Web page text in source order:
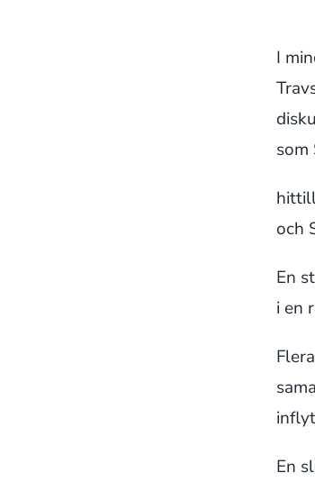
I
som
och
En
i en
En